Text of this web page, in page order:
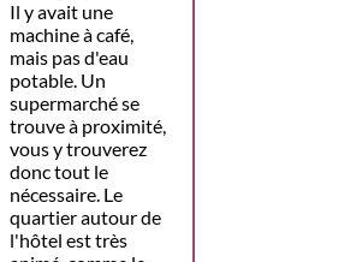
Il y avait une
machine à café,
mais pas d'eau
potable. Un
supermarché se
trouve à proximité,
vous y trouverez
donc tout le
nécessaire. Le
quartier autour de
l'hôtel est très